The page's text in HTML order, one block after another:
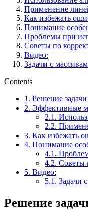
Применение
Как избежать
Понимание
Проблемы при
Советы по
Видео:
Задачи с
Contents
1. Решение
2. Эффективные
2.1.
2.2.
3. Как избежать
4. Понимание
4.1.
4.2. Советы
5. Видео:
5.1. Задачи
Решение